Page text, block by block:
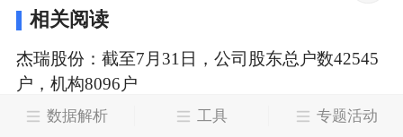
相关阅读
杰瑞股份：截至7月31日，公司股东总户数42545
户，机构8096户
证星互动追踪 2026-08-08
数据解析 工具 专题活动